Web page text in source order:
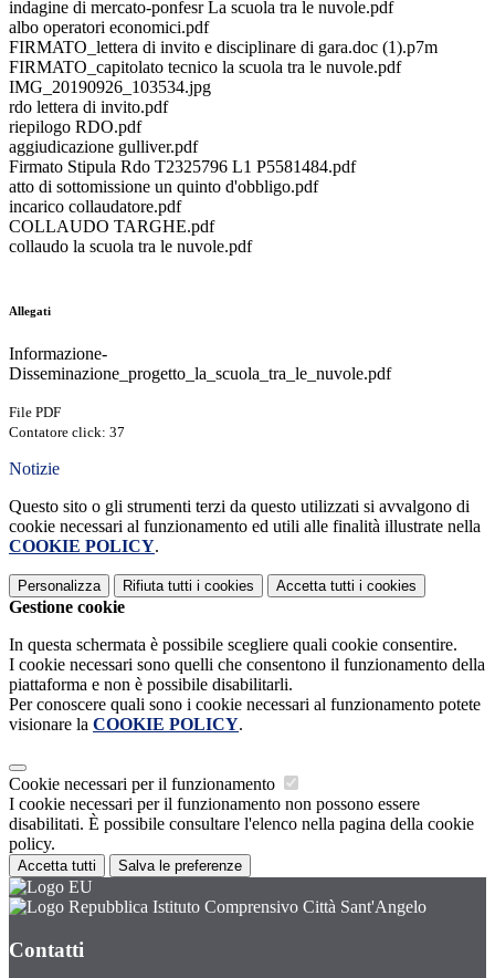
indagine di mercato-ponfesr La scuola tra le nuvole.pdf
albo operatori economici.pdf
FIRMATO_lettera di invito e disciplinare di gara.doc (1).p7m
FIRMATO_capitolato tecnico la scuola tra le nuvole.pdf
IMG_20190926_103534.jpg
rdo lettera di invito.pdf
riepilogo RDO.pdf
aggiudicazione gulliver.pdf
Firmato Stipula Rdo T2325796 L1 P5581484.pdf
atto di sottomissione un quinto d'obbligo.pdf
incarico collaudatore.pdf
COLLAUDO TARGHE.pdf
collaudo la scuola tra le nuvole.pdf
Allegati
Informazione-
Disseminazione_progetto_la_scuola_tra_le_nuvole.pdf
File PDF
Contatore click: 37
Notizie
Questo sito o gli strumenti terzi da questo utilizzati si avvalgono di
cookie necessari al funzionamento ed utili alle finalità illustrate nella
COOKIE POLICY.
Personalizza Rifiuta tutti i cookies Accetta tutti i cookies
Gestione cookie
In questa schermata è possibile scegliere quali cookie consentire.
I cookie necessari sono quelli che consentono il funzionamento della
piattaforma e non è possibile disabilitarli.
Per conoscere quali sono i cookie necessari al funzionamento potete
visionare la COOKIE POLICY.
Cookie necessari per il funzionamento
I cookie necessari per il funzionamento non possono essere
disabilitati. È possibile consultare l'elenco nella pagina della cookie
policy.
Accetta tutti Salva le preferenze
Istituto Comprensivo Città Sant'Angelo
Contatti